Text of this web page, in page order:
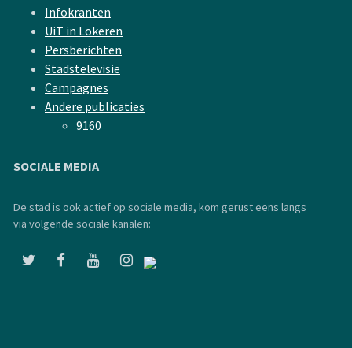
Infokranten
UiT in Lokeren
Persberichten
Stadstelevisie
Campagnes
Andere publicaties
9160
SOCIALE MEDIA
De stad is ook actief op sociale media, kom gerust eens langs
via volgende sociale kanalen: